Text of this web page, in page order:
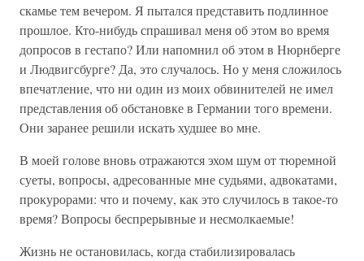
скамье тем вечером. Я пытался представить подлинное
прошлое. Кто-нибудь спрашивал меня об этом во время
допросов в гестапо? Или напомнил об этом в Нюрнберге
и Людвигсбурге? Да, это случалось. Но у меня сложилось
впечатление, что ни один из моих обвинителей не имел
представления об обстановке в Германии того времени.
Они заранее решили искать худшее во мне.
В моей голове вновь отражаются эхом шум от тюремной
суеты, вопросы, адресованные мне судьями, адвокатами,
прокурорами: что и почему, как это случилось в такое-то
время? Вопросы беспрерывные и несмолкаемые!
Жизнь не остановилась, когда стабилизировалась